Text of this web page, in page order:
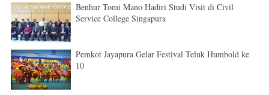
Benhur Tomi Mano Hadiri Studi Visit di Civil
Service College Singapura
Pemkot Jayapura Gelar Festival Teluk Humbold ke
10